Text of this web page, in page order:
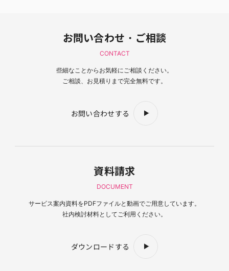
お問い合わせ・ご相談
CONTACT
些細なことからお気軽にご相談ください。
ご相談、お見積りまで完全無料です。
お問い合わせする
資料請求
DOCUMENT
サービス案内資料をPDFファイルと動画でご用意しています。
社内検討材料としてご利用ください。
ダウンロードする